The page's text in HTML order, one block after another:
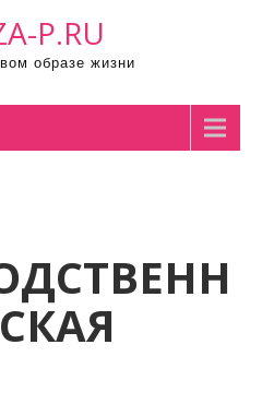
P.RU
образе жизни